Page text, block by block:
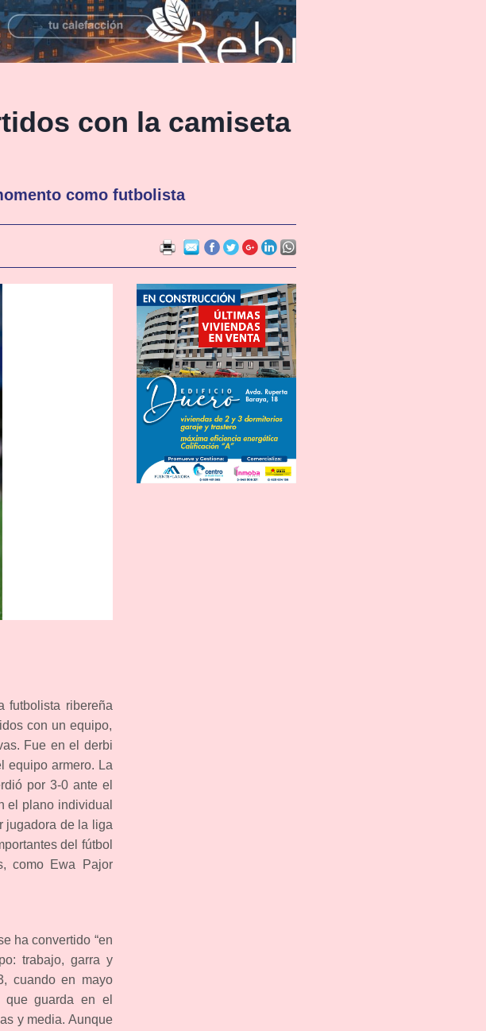
con la camiseta
como futbolista
futbolista ribereña
con un equipo,
Fue en el derbi
equipo armero. La
por 3-0 ante el
el plano individual
jugadora de la liga
del fútbol
como Ewa Pajor
ha convertido “en
trabajo, garra y
cuando en mayo
que guarda en el
y media. Aunque